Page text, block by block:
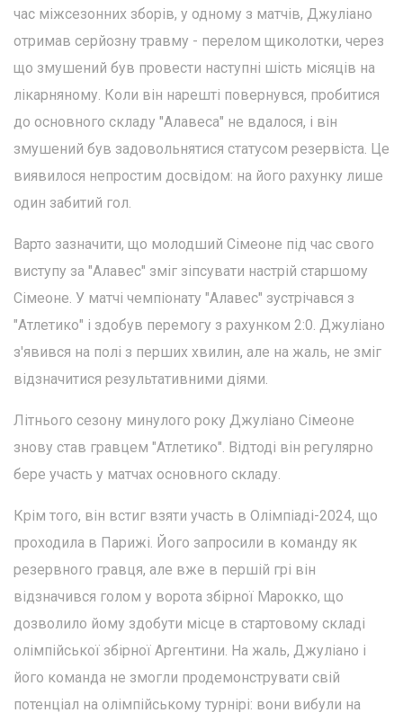
час міжсезонних зборів, у одному з матчів, Джуліано
отримав серйозну травму - перелом щиколотки, через
що змушений був провести наступні шість місяців на
лікарняному. Коли він нарешті повернувся, пробитися
до основного складу "Алавеса" не вдалося, і він
змушений був задовольнятися статусом резервіста. Це
виявилося непростим досвідом: на його рахунку лише
один забитий гол.
Варто зазначити, що молодший Сімеоне під час свого
виступу за "Алавес" зміг зіпсувати настрій старшому
Сімеоне. У матчі чемпіонату "Алавес" зустрічався з
"Атлетико" і здобув перемогу з рахунком 2:0. Джуліано
з'явився на полі з перших хвилин, але на жаль, не зміг
відзначитися результативними діями.
Літнього сезону минулого року Джуліано Сімеоне
знову став гравцем "Атлетико". Відтоді він регулярно
бере участь у матчах основного складу.
Крім того, він встиг взяти участь в Олімпіаді-2024, що
проходила в Парижі. Його запросили в команду як
резервного гравця, але вже в першій грі він
відзначився голом у ворота збірної Марокко, що
дозволило йому здобути місце в стартовому складі
олімпійської збірної Аргентини. На жаль, Джуліано і
його команда не змогли продемонструвати свій
потенціал на олімпійському турнірі: вони вибули на